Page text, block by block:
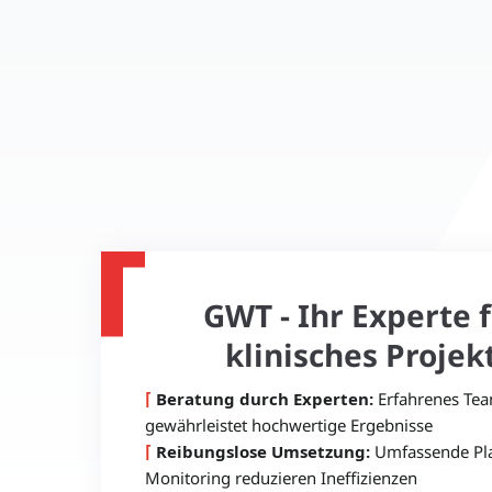
GWT - Ihr
klinisches
⌈ Beratung durch Experten: Erfahrenes
gewährleistet hochwertige Ergebnisse
⌈ Reibungslose Umsetzung: Umfassende
Monitoring reduzieren Ineffizienzen